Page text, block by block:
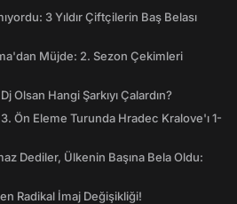
3 Yıldır Çiftçilerin Baş Belası
Müjde: 2. Sezon Çekimleri
Olsan Hangi Şarkıyı Çalardın?
Ön Eleme Turunda Hradec Kralove'ı 1-
Dediler, Ülkenin Başına Bela Oldu:
Radikal İmaj Değişikliği!